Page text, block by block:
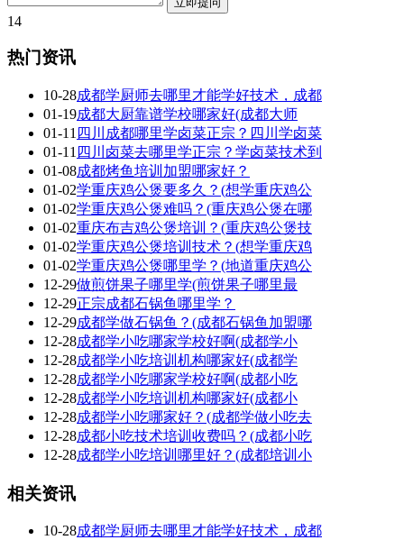
14
热门资讯
10-28成都学厨师去哪里才能学好技术，成都
01-19成都大厨靠谱学校哪家好(成都大师
01-11 四川成都哪里学卤菜正宗？四川学卤菜
01-11 四川卤菜去哪里学正宗？学卤菜技术到
01-08成都烤鱼培训加盟哪家好？
01-02学重庆鸡公煲要多久？(想学重庆鸡公
01-02学重庆鸡公煲难吗？(重庆鸡公煲在哪
01-02重庆布吉鸡公煲培训？(重庆鸡公煲技
01-02学重庆鸡公煲培训技术？(想学重庆鸡
01-02学重庆鸡公煲哪里学？(地道重庆鸡公
12-29做煎饼果子哪里学(煎饼果子哪里最
12-29正宗成都石锅鱼哪里学？
12-29成都学做石锅鱼？(成都石锅鱼加盟哪
12-28成都学小吃哪家学校好啊(成都学小
12-28成都学小吃培训机构哪家好(成都学
12-28成都学小吃哪家学校好啊(成都小吃
12-28成都学小吃培训机构哪家好(成都小
12-28成都学小吃哪家好？(成都学做小吃去
12-28成都小吃技术培训收费吗？(成都小吃
12-28成都学小吃培训哪里好？(成都培训小
相关资讯
10-28成都学厨师去哪里才能学好技术，成都